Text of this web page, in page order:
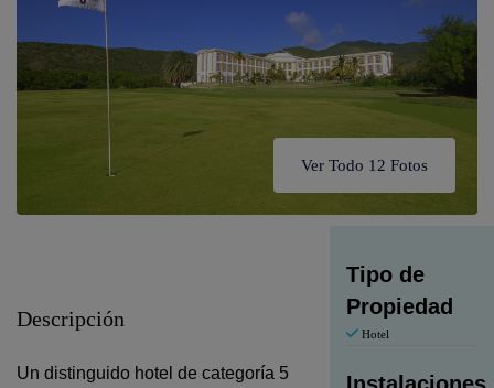
Ver Todo 12 Fotos
Descripción
Un distinguido hotel de categoría 5
Tipo de
Propiedad
Hotel
Instalaciones